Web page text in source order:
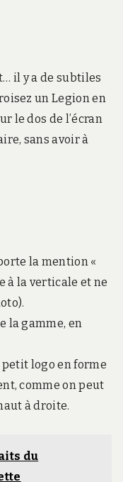
il y a de subtiles
un Legion en
le dos de l’écran
sans avoir à
la mention «
à la verticale et ne
la gamme, en
petit logo en forme
comme on peut
à droite.
du